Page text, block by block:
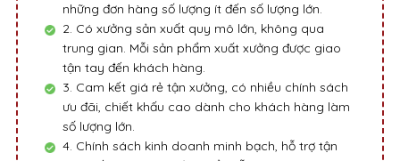
những đơn hàng số lượng ít đến số lượng lớn.
2. Có xưởng sản xuất quy mô lớn, không qua
trung gian. Mỗi sản phẩm xuất xưởng được giao
tận tay đến khách hàng.
3. Cam kết giá rẻ tận xưởng, có nhiều chính sách
ưu đãi, chiết khấu cao dành cho khách hàng làm
số lượng lớn.
4. Chính sách kinh doanh minh bạch, hỗ trợ tận